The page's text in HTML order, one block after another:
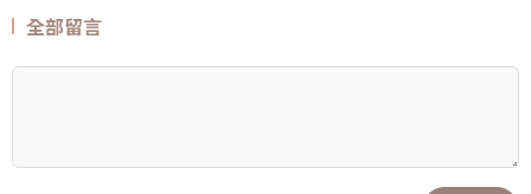
全部留言